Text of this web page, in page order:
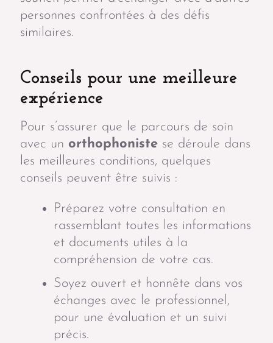
personnes confrontées à des défis
similaires.
Conseils pour une meilleure
expérience
Pour s’assurer que le parcours de soin
avec un orthophoniste se déroule dans
les meilleures conditions, quelques
conseils peuvent être suivis :
Préparez votre consultation en
rassemblant toutes les informations
et documents utiles à la
compréhension de votre cas.
Soyez ouvert et honnête dans vos
échanges avec le professionnel,
pour une évaluation et un suivi
précis.